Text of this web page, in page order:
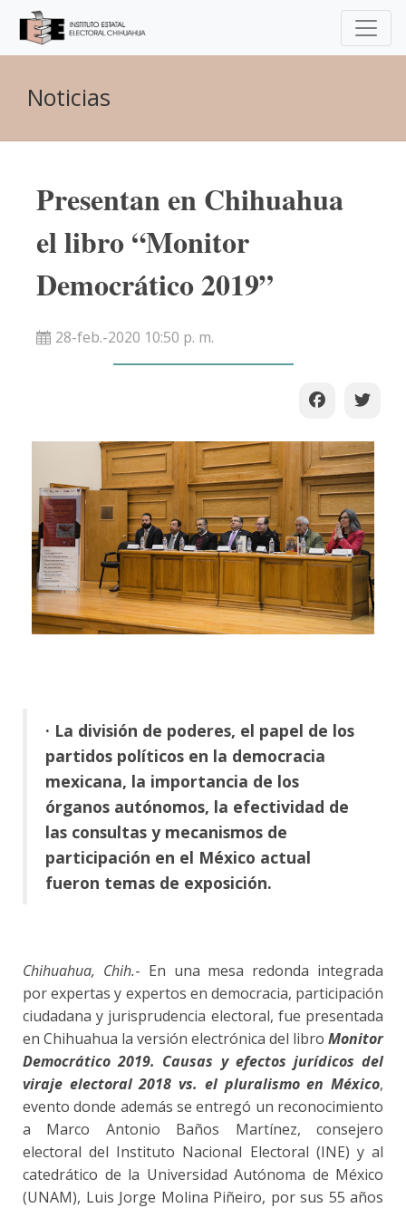
Noticias
Presentan en Chihuahua
el libro “Monitor
Democrático 2019”
28-feb.-2020 10:50 p. m.
· La división de poderes, el papel de los
partidos políticos en la democracia
mexicana, la importancia de los
órganos autónomos, la efectividad de
las consultas y mecanismos de
participación en el México actual
fueron temas de exposición.
Chihuahua, Chih.- En una mesa redonda integrada
por expertas y expertos en democracia, participación
ciudadana y jurisprudencia electoral, fue presentada
en Chihuahua la versión electrónica del libro Monitor
Democrático 2019. Causas y efectos jurídicos del
viraje electoral 2018 vs. el pluralismo en México,
evento donde además se entregó un reconocimiento
a Marco Antonio Baños Martínez, consejero
electoral del Instituto Nacional Electoral (INE) y al
catedrático de la Universidad Autónoma de México
(UNAM), Luis Jorge Molina Piñeiro, por sus 55 años